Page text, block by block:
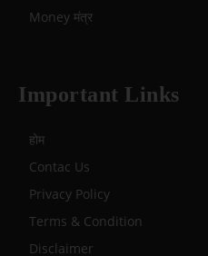
Money मंत्र
Important Links
होम
Contac Us
Privacy Policy
Terms & Condition
Disclaimer